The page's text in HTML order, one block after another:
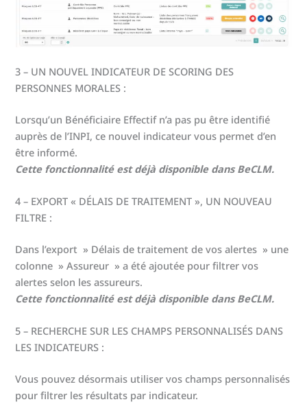
3 – UN NOUVEL INDICATEUR DE SCORING DES
PERSONNES MORALES :
Lorsqu’un Bénéficiaire Effectif n’a pas pu être identifié
auprès de l’INPI, ce nouvel indicateur vous permet d’en
être informé.
Cette fonctionnalité est déjà disponible dans BeCLM.
4 – EXPORT « DÉLAIS DE TRAITEMENT », UN NOUVEAU
FILTRE :
Dans l’export » Délais de traitement de vos alertes » une
colonne » Assureur » a été ajoutée pour filtrer vos
alertes selon les assureurs.
Cette fonctionnalité est déjà disponible dans BeCLM.
5 – RECHERCHE SUR LES CHAMPS PERSONNALISÉS DANS
LES INDICATEURS :
Vous pouvez désormais utiliser vos champs personnalisés
pour filtrer les résultats par indicateur.